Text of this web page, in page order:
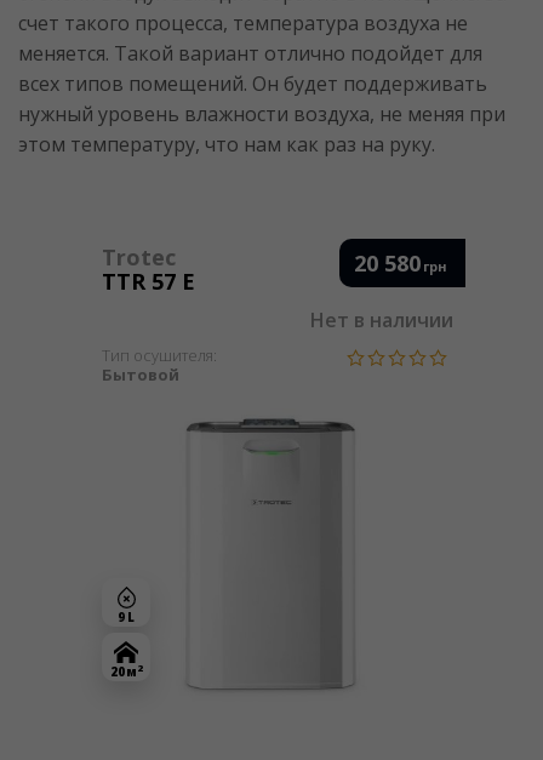
счет такого процесса, температура воздуха не
меняется. Такой вариант отлично подойдет для
всех типов помещений. Он будет поддерживать
нужный уровень влажности воздуха, не меняя при
этом температуру, что нам как раз на руку.
20 580 грн
Нет в наличии
Trotec
TTR 57 Е
Тип осушителя:
Бытовой
9 L
20 м 2